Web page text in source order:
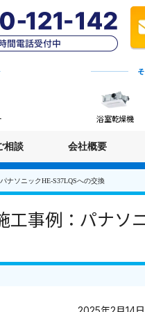
浴室乾燥機
相談 会社概要
ナソニックHE-S37LQSへの交換
工事例：パナソ